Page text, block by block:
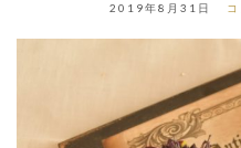
2019年8月31日